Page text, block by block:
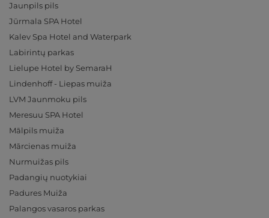
Jaunpils pils
Jūrmala SPA Hotel
Kalev Spa Hotel and Waterpark
Labirintų parkas
Lielupe Hotel by SemaraH
Lindenhoff - Liepas muiža
LVM Jaunmoku pils
Meresuu SPA Hotel
Mālpils muiža
Mārcienas muiža
Nurmuižas pils
Padangių nuotykiai
Padures Muiža
Palangos vasaros parkas